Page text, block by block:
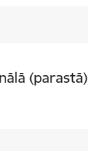
(parastā)